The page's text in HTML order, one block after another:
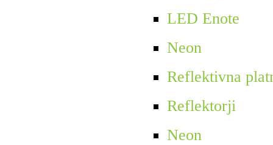
LED Enote
Neon
Reflektivna
Reflektorji
Neon